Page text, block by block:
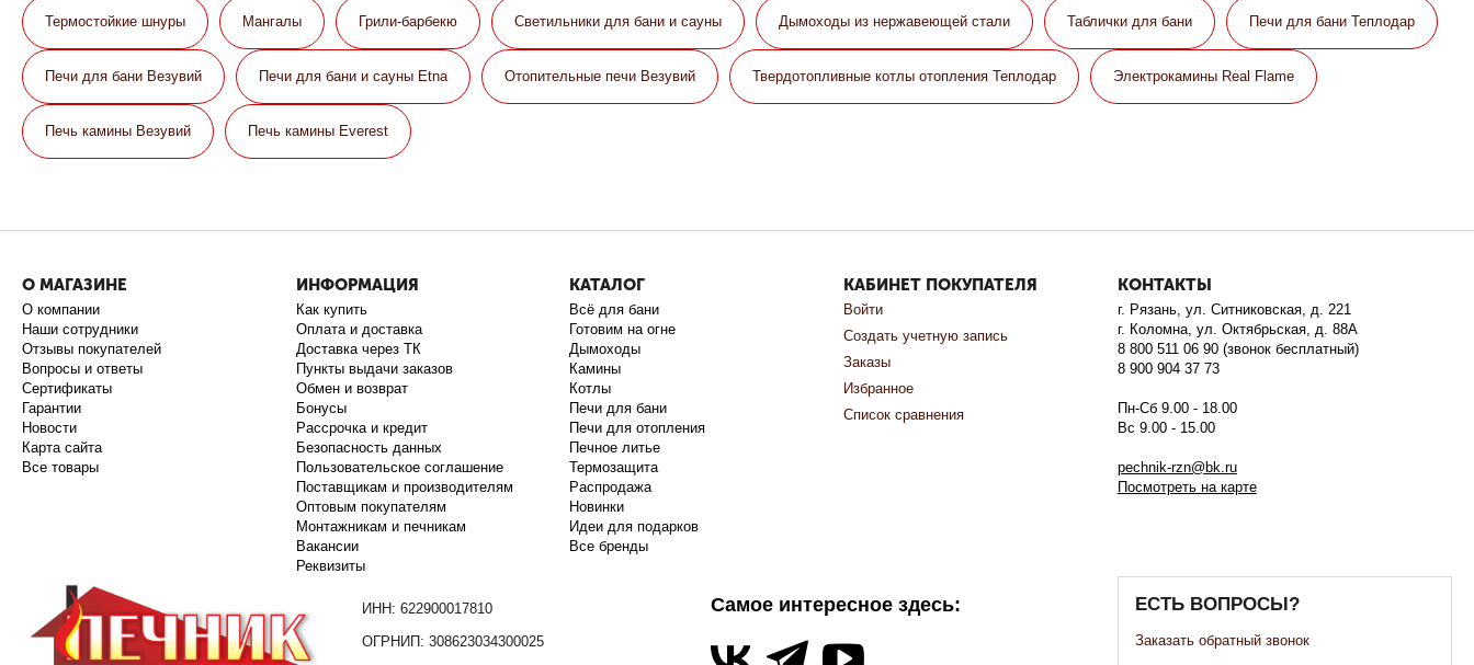
Термостойкие шнуры Мангалы Грили-барбекю Светильники для бани и сауны Дымоходы из нержавеющей стали Таблички для бани Печи для бани Теплодар
Печи для бани Везувий Печи для бани и сауны Etna Отопительные печи Везувий Твердотопливные котлы отопления Теплодар Электрокамины Real Flame
Печь камины Везувий Печь камины Everest
О МАГАЗИНЕ
О компании
Наши сотрудники
Отзывы покупателей
Вопросы и ответы
Сертификаты
Гарантии
Новости
Карта сайта
Все товары
ИНФОРМАЦИЯ
Как купить
Оплата и доставка
Доставка через ТК
Пункты выдачи заказов
Обмен и возврат
Бонусы
Рассрочка и кредит
Безопасность данных
Пользовательское соглашение
Поставщикам и производителям
Оптовым покупателям
Монтажникам и печникам
Вакансии
Реквизиты
КАТАЛОГ
Всё для бани
Готовим на огне
Дымоходы
Камины
Котлы
Печи для бани
Печи для отопления
Печное литье
Термозащита
Распродажа
Новинки
Идеи для подарков
Все бренды
КАБИНЕТ ПОКУПАТЕЛЯ
Войти
Создать учетную запись
Заказы
Избранное
Список сравнения
КОНТАКТЫ
г. Рязань, ул. Ситниковская, д. 221
г. Коломна, ул. Октябрьская, д. 88А
8 800 511 06 90 (звонок бесплатный)
8 900 904 37 73
Пн-Сб 9.00 - 18.00
Вс 9.00 - 15.00
pechnik-rzn@bk.ru
Посмотреть на карте
ИНН: 622900017810
ОГРНИП: 308623034300025
Самое интересное здесь: ЕСТЬ ВОПРОСЫ?
Заказать обратный звонок